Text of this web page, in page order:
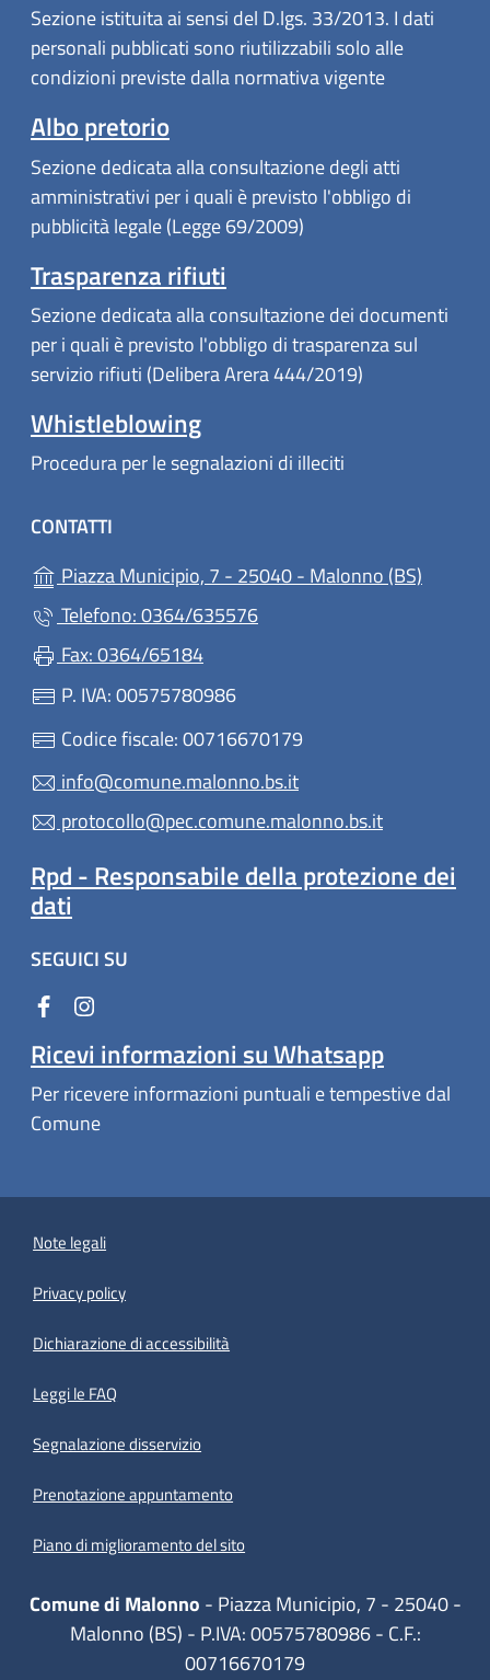
Sezione istituita ai sensi del D.lgs. 33/2013. I dati
personali pubblicati sono riutilizzabili solo alle
condizioni previste dalla normativa vigente
Albo pretorio
Sezione dedicata alla consultazione degli atti
amministrativi per i quali è previsto l'obbligo di
pubblicità legale (Legge 69/2009)
Trasparenza rifiuti
Sezione dedicata alla consultazione dei documenti
per i quali è previsto l'obbligo di trasparenza sul
servizio rifiuti (Delibera Arera 444/2019)
Whistleblowing
Procedura per le segnalazioni di illeciti
CONTATTI
Piazza Municipio, 7 - 25040 - Malonno (BS)
Telefono: 0364/635576
Fax: 0364/65184
P. IVA: 00575780986
Codice fiscale: 00716670179
info@comune.malonno.bs.it
protocollo@pec.comune.malonno.bs.it
Rpd - Responsabile della protezione dei
dati
SEGUICI SU
Ricevi informazioni su Whatsapp
Per ricevere informazioni puntuali e tempestive dal
Comune
Note legali
Privacy policy
Dichiarazione di accessibilità
Leggi le FAQ
Segnalazione disservizio
Prenotazione appuntamento
Piano di miglioramento del sito
Comune di Malonno - Piazza Municipio, 7 - 25040 -
Malonno (BS) - P.IVA: 00575780986 - C.F.:
00716670179